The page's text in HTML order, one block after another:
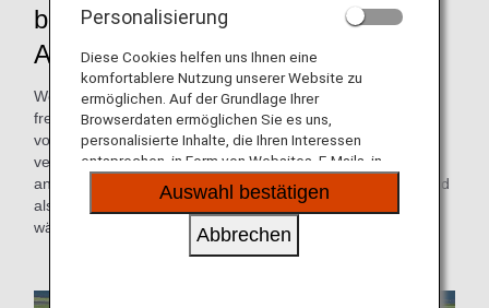
back“, das Flugzeuge vor dem
Abflug ausführen?
Wenn ein Flugzeug vom Kontrollturm zum Abflug
freigegeben wird, schiebt ein Schlepper, der mit den
vorderen Stützen (auch als „Bugfahrwerk“ bezeichnet)
verbunden ist, das Flugzeug nach hinten auf eine Position,
an dem es sicher mit dem Vortrieb beginnen kann. Dies wird
als „push back“ bezeichnet, und der Pilot startet den Motor
während dieses Vorgangs.
Personalisierung
Diese Cookies helfen uns Ihnen eine
komfortablere Nutzung unserer Website zu
ermöglichen. Auf der Grundlage Ihrer
Browserdaten ermöglichen Sie es uns,
personalisierte Inhalte, die Ihren Interessen
entsprechen, in Form von Websites, E-Mails, in
sozialen Medien und Werbung anzubieten.
Auswahl bestätigen
Abbrechen